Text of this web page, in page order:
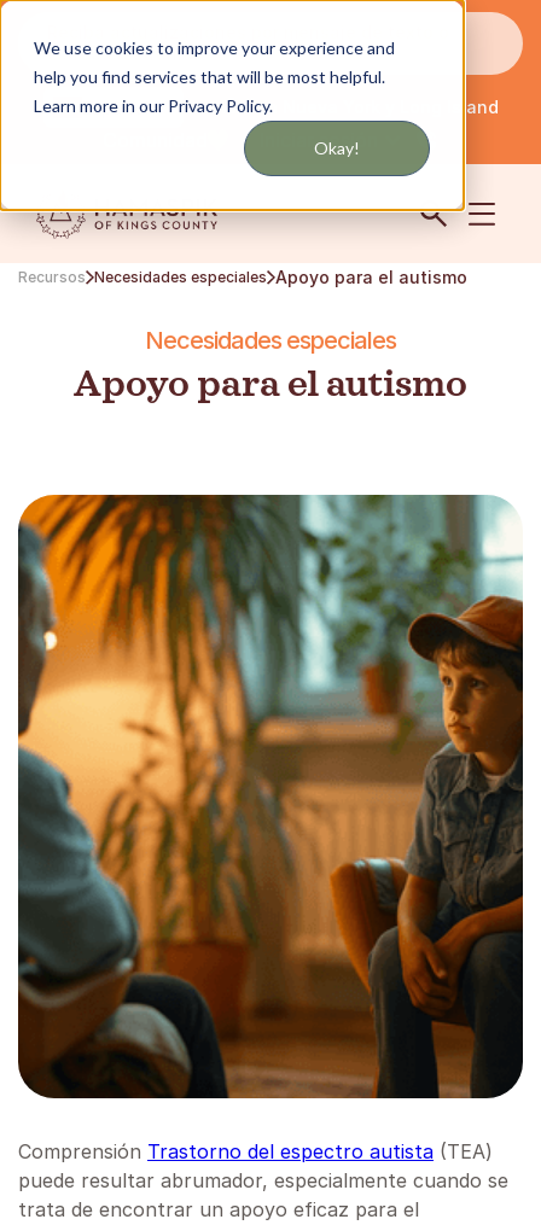
We use cookies to improve your experience and
help you find services that will be most helpful.
Learn more in our Privacy Policy.
Okay!
correo electrónico
Español Servicio en Nueva York y Long Island
Iniciar sesión
Recursos Necesidades especiales Apoyo para el autismo
Necesidades especiales
Apoyo para el autismo
Comprensión Trastorno del espectro autista (TEA)
puede resultar abrumador, especialmente cuando se
trata de encontrar un apoyo eficaz para el